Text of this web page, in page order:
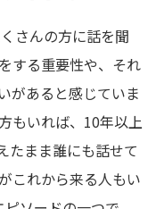
さんの方に話を聞
する重要性や、それ
があると感じていま
もいれば、10年以上
たまま誰にも話せて
これから来る人もい